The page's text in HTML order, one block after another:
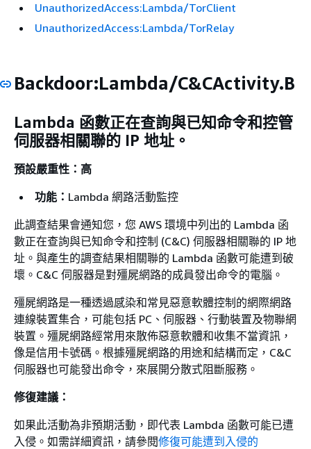
UnauthorizedAccess:Lambda/TorClient
UnauthorizedAccess:Lambda/TorRelay
Backdoor:Lambda/C&CActivity.B
Lambda 函數正在查詢與已知命令和控管
伺服器相關聯的 IP 地址。
預設嚴重性：高
功能： Lambda 網路活動監控
此調查結果會通知您，您 AWS 環境中列出的 Lambda 函
數正在查詢與已知命令和控制 (C&C) 伺服器相關聯的 IP 地
址。與產生的調查結果相關聯的 Lambda 函數可能遭到破
壞。C&C 伺服器是對殭屍網路的成員發出命令的電腦。
殭屍網路是一種透過感染和常見惡意軟體控制的網際網路
連線裝置集合，可能包括 PC、伺服器、行動裝置及物聯網
裝置。殭屍網路經常用來散佈惡意軟體和收集不當資訊，
像是信用卡號碼。根據殭屍網路的用途和結構而定，C&C
伺服器也可能發出命令，來展開分散式阻斷服務。
修復建議：
如果此活動為非預期活動，即代表 Lambda 函數可能已遭
入侵。如需詳細資訊，請參閱修復可能遭到入侵的